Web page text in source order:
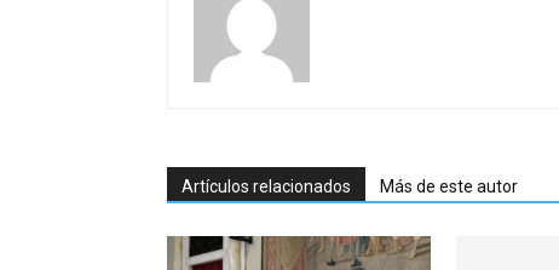
Artículos relacionados Más de este autor